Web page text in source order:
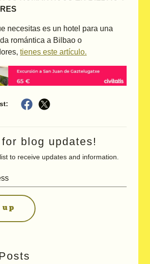
necesitas es un hotel para una
romántica a Bilbao o
tienes este artículo.
blog updates!
to receive updates and information.
up